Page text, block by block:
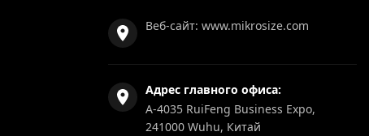
Веб-сайт: www.mikrosize.com
Адрес главного офиса:
A-4035 RuiFeng Business Expo,
241000 Wuhu, Китай